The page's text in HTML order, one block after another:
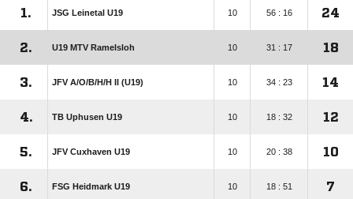
1. JSG Leinetal U19 10 56 : 16 24
2. U19 MTV Ramelsloh 10 31 : 17 18
3. JFV A/​O/​B/​H/​H II (U19) 10 34 : 23 14
4. TB Uphusen U19 10 18 : 32 12
5. JFV Cuxhaven U19 10 20 : 38 10
6. FSG Heidmark U19 10 18 : 51 7